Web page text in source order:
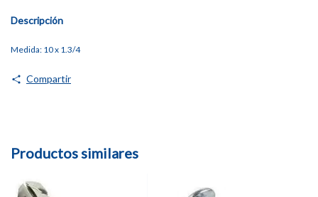
Descripción
Medida: 10 x 1.3/4
Compartir
Productos similares